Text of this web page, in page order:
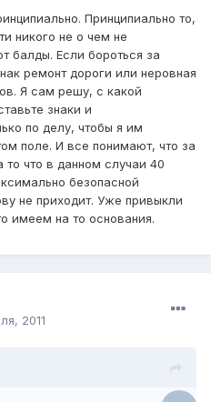
Принципиально то,
никого не о чем не
балды. Если бороться за
ремонт дороги или неровная
Я сам решу, с какой
знаки и
по делу, чтобы я им
поле. И все понимают, что за
то что в данном случаи 40
безопасной
не приходит. Уже привыкли
имеем на то основания.
2011